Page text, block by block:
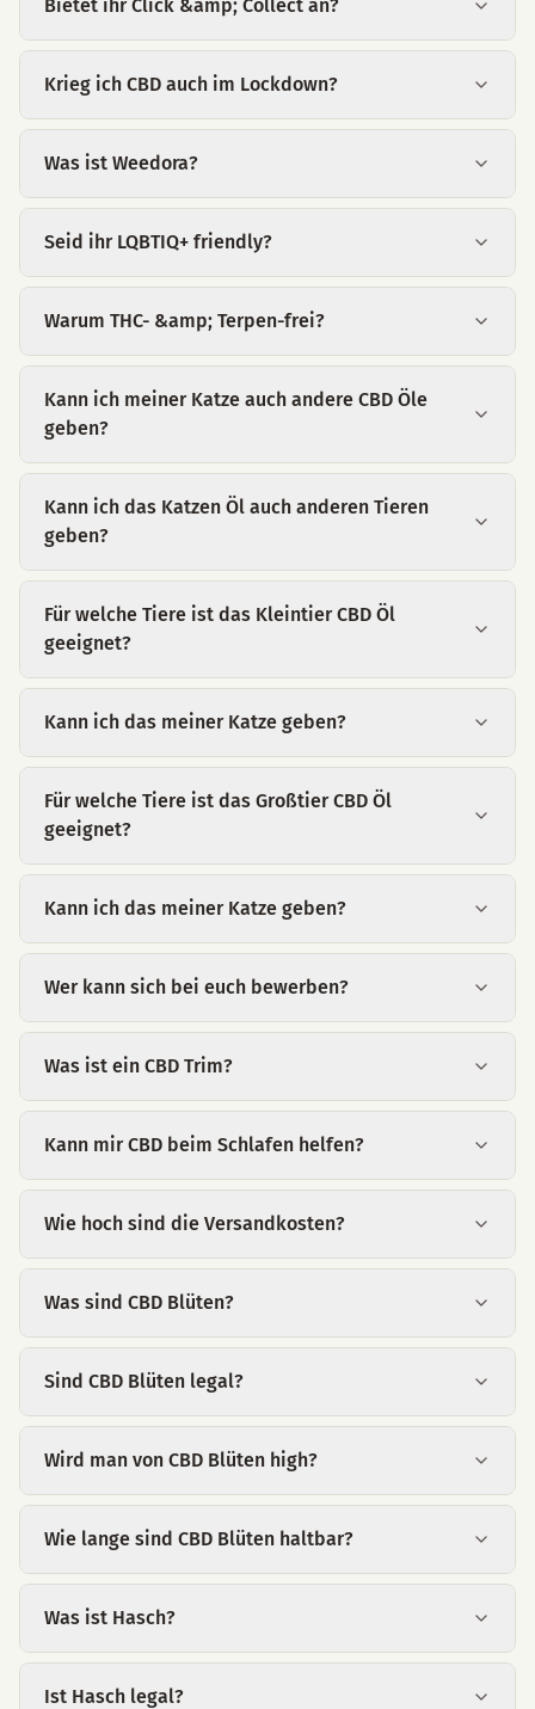
Bietet ihr Click &amp; Collect an?
Krieg ich CBD auch im Lockdown?
Was ist Weedora?
Seid ihr LQBTIQ+ friendly?
Warum THC- &amp; Terpen-frei?
Kann ich meiner Katze auch andere CBD Öle
geben?
Kann ich das Katzen Öl auch anderen Tieren
geben?
Für welche Tiere ist das Kleintier CBD Öl
geeignet?
Kann ich das meiner Katze geben?
Für welche Tiere ist das Großtier CBD Öl
geeignet?
Kann ich das meiner Katze geben?
Wer kann sich bei euch bewerben?
Was ist ein CBD Trim?
Kann mir CBD beim Schlafen helfen?
Wie hoch sind die Versandkosten?
Was sind CBD Blüten?
Sind CBD Blüten legal?
Wird man von CBD Blüten high?
Wie lange sind CBD Blüten haltbar?
Was ist Hasch?
Ist Hasch legal?